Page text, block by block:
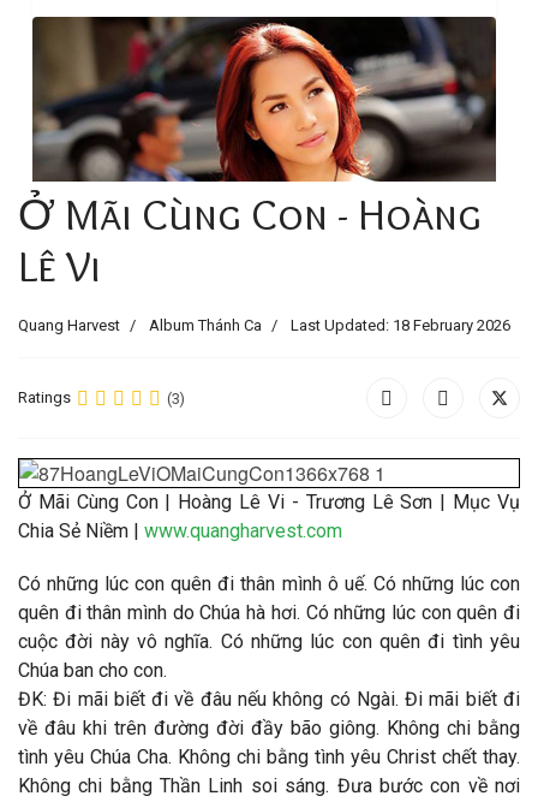
Ở Mãi Cùng Con - Hoàng
Lê Vi
Quang Harvest Album Thánh Ca Last Updated: 18 February 2026
Ratings (3)
Ở Mãi Cùng Con | Hoàng Lê Vi - Trương Lê Sơn | Mục Vụ
Chia Sẻ Niềm | www.quangharvest.com
Có những lúc con quên đi thân mình ô uế. Có những lúc con
quên đi thân mình do Chúa hà hơi. Có những lúc con quên đi
cuộc đời này vô nghĩa. Có những lúc con quên đi tình yêu
Chúa ban cho con.
ĐK: Đi mãi biết đi về đâu nếu không có Ngài. Đi mãi biết đi
về đâu khi trên đường đời đầy bão giông. Không chi bằng
tình yêu Chúa Cha. Không chi bằng tình yêu Christ chết thay.
Không chi bằng Thần Linh soi sáng. Đưa bước con về nơi